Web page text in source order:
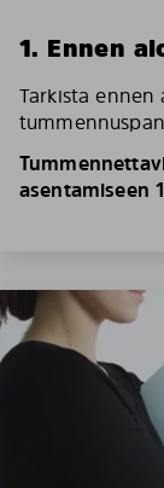
1. Ennen
Tarkista ennen
asentamiseen